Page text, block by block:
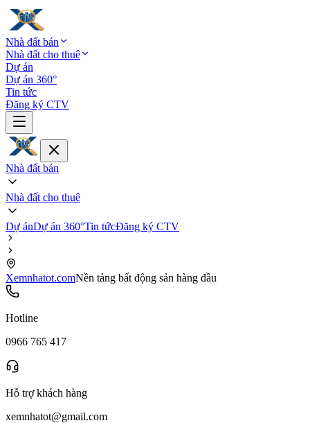
Nhà đất bán
Nhà đất cho thuê
Dự án
Dự án 360°
Tin tức
Đăng ký CTV
Nhà đất bán
Nhà đất cho thuê
Dự ánDự án 360°Tin tứcĐăng ký CTV
Xemnhatot.comNền tảng bất động sản hàng đầu
Hotline
0966 765 417
Hỗ trợ khách hàng
xemnhatot@gmail.com